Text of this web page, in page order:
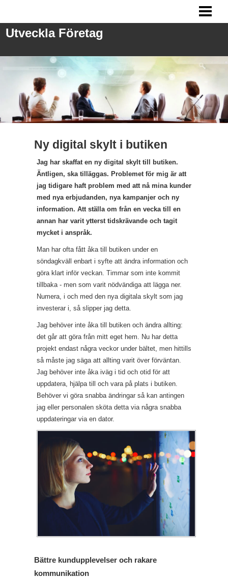
ANSTÄLLA PERSONAL
MARKNADSFÖRING
BLOGG
Utveckla Företag
Ny digital skylt i butiken
Jag har skaffat en ny digital skylt till butiken.
Äntligen, ska tilläggas. Problemet för mig är att
jag tidigare haft problem med att nå mina kunder
med nya erbjudanden, nya kampanjer och ny
information. Att ställa om från en vecka till en
annan har varit ytterst tidskrävande och tagit
mycket i anspråk.
Man har ofta fått åka till butiken under en
söndagkväll enbart i syfte att ändra information och
göra klart inför veckan. Timmar som inte kommit
tillbaka - men som varit nödvändiga att lägga ner.
Numera, i och med den nya digitala skylt som jag
investerar i, så slipper jag detta.
Jag behöver inte åka till butiken och ändra allting:
det går att göra från mitt eget hem. Nu har detta
projekt endast några veckor under bältet, men hittills
så måste jag säga att allting varit över förväntan.
Jag behöver inte åka iväg i tid och otid för att
uppdatera, hjälpa till och vara på plats i butiken.
Behöver vi göra snabba ändringar så kan antingen
jag eller personalen sköta detta via några snabba
uppdateringar via en dator.
Bättre kundupplevelser och rakare
kommunikation